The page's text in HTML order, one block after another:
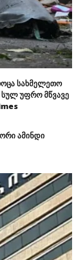
სახმელეთო
უფრო მწვავე
ამინდი